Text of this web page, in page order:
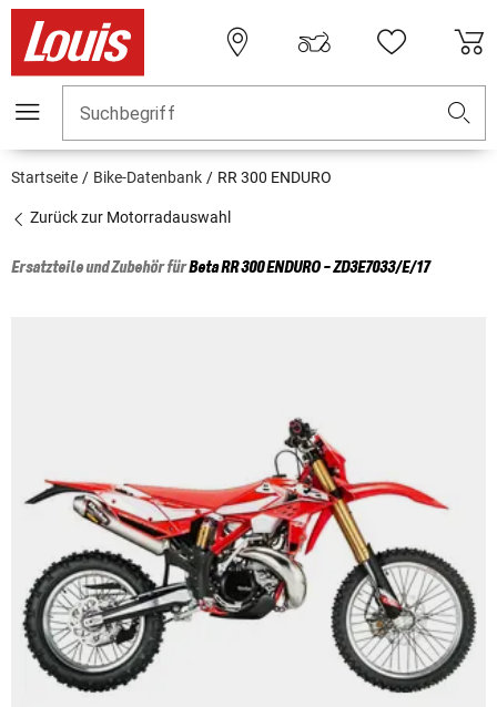
Suchbegriff
Startseite Bike-Datenbank RR 300 ENDURO
Zurück zur Motorradauswahl
Ersatzteile und Zubehör fürBetaRR 300 ENDURO - ZD3E7033/E/17